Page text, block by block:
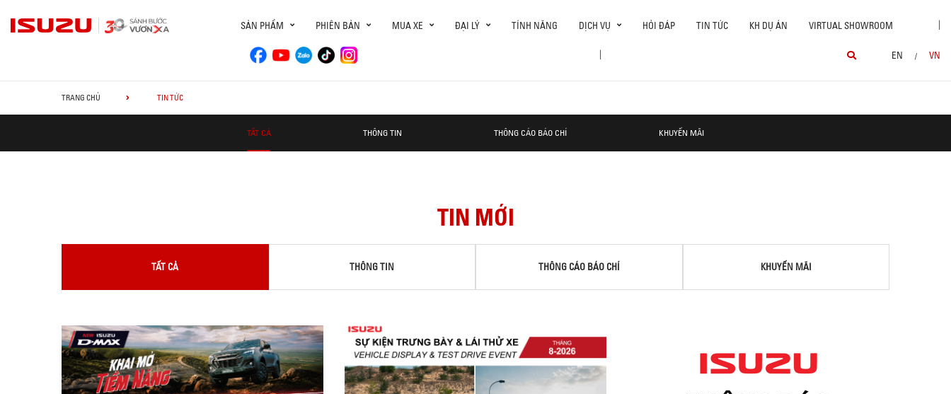
SẢN PHẨM PHIÊN BẢN MUA XE ĐẠI LÝ TÍNH NĂNG DỊCH VỤ HỎI ĐÁP TIN TỨC KH DỰ ÁN VIRTUAL SHOWROOM |
| EN / VN
TRANG CHỦ TIN TỨC
TẤT CẢ THÔNG TIN THÔNG CÁO BÁO CHÍ KHUYẾN MÃI
TIN MỚI
TẤT CẢ THÔNG TIN THÔNG CÁO BÁO CHÍ KHUYẾN MÃI